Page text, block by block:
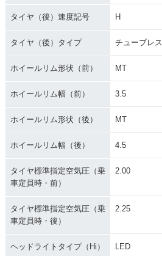
タイヤ（後）速度記号 H
タイヤ（後）タイプ チューブレス
ホイールリム形状（前） MT
ホイールリム幅（前） 3.5
ホイールリム形状（後） MT
ホイールリム幅（後） 4.5
タイヤ標準指定空気圧（乗
車定員時・前）
2.00
タイヤ標準指定空気圧（乗
車定員時・後）
2.25
ヘッドライトタイプ（Hi） LED